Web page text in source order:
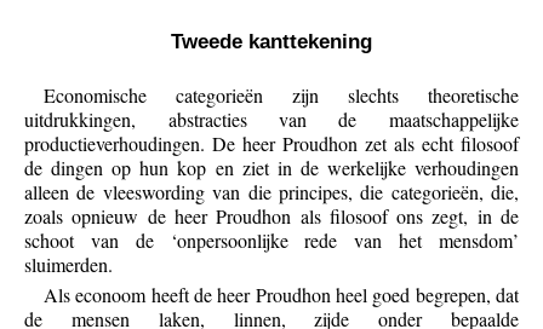
Tweede kanttekening
Economische categorieën zijn slechts theoretische
uitdrukkingen, abstracties van de maatschappelijke
productieverhoudingen. De heer Proudhon zet als echt filosoof
de dingen op hun kop en ziet in de werkelijke verhoudingen
alleen de vleeswording van die principes, die categorieën, die,
zoals opnieuw de heer Proudhon als filosoof ons zegt, in de
schoot van de ‘onpersoonlijke rede van het mensdom’
sluimerden.
Als econoom heeft de heer Proudhon heel goed begrepen, dat
de mensen laken, linnen, zijde onder bepaalde